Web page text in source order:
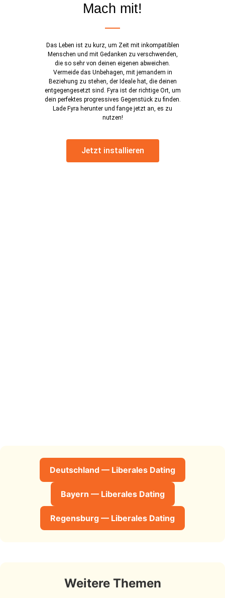
Mach mit!
Das Leben ist zu kurz, um Zeit mit inkompatiblen
Menschen und mit Gedanken zu verschwenden,
die so sehr von deinen eigenen abweichen.
Vermeide das Unbehagen, mit jemandem in
Beziehung zu stehen, der Ideale hat, die deinen
entgegengesetzt sind. Fyra ist der richtige Ort, um
dein perfektes progressives Gegenstück zu finden.
Lade Fyra herunter und fange jetzt an, es zu
nutzen!
Jetzt installieren
Deutschland — Liberales Dating
Bayern — Liberales Dating
Regensburg — Liberales Dating
Weitere Themen